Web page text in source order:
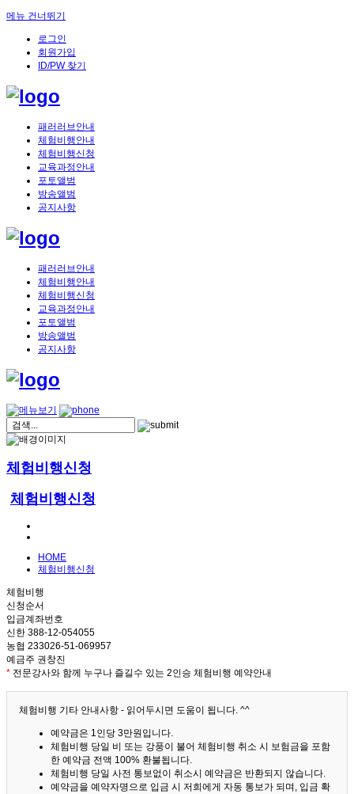
메뉴 건너뛰기
로그인
회원가입
ID/PW 찾기
패러러브안내
체험비행안내
체험비행신청
교육과정안내
포토앨범
방송앨범
공지사항
패러러브안내
체험비행안내
체험비행신청
교육과정안내
포토앨범
방송앨범
공지사항
체험비행신청
체험비행신청
HOME
체험비행신청
체험비행
신청순서
입금계좌번호
신한 388-12-054055
농협 233026-51-069957
예금주 권창진
* 전문강사와 함께 누구나 즐길수 있는 2인승 체험비행 예약안내
체험비행 기타 안내사항 - 읽어두시면 도움이 됩니다. ^^
예약금은 1인당 3만원입니다.
체험비행 당일 비 또는 강풍이 불어 체험비행 취소 시 보험금을 포함
한 예약금 전액 100% 환불됩니다.
체험비행 당일 사전 통보없이 취소시 예약금은 반환되지 않습니다.
예약금을 예약자명으로 입금 시 저희에게 자동 통보가 되며, 입금 확